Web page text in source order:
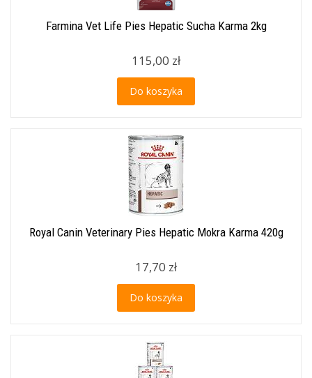
Farmina Vet Life Pies Hepatic Sucha Karma 2kg
115,00 zł
Do koszyka
Royal Canin Veterinary Pies Hepatic Mokra Karma 420g
17,70 zł
Do koszyka